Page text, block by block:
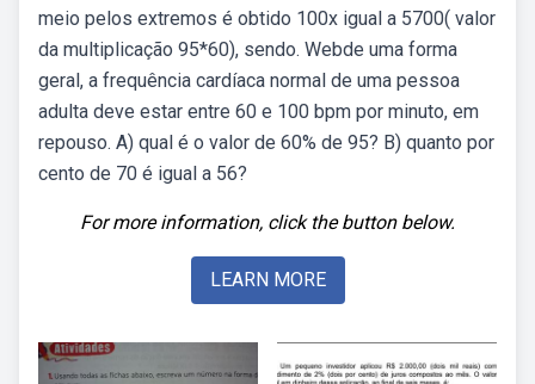
meio pelos extremos é obtido 100x igual a 5700( valor
da multiplicação 95*60), sendo. Webde uma forma
geral, a frequência cardíaca normal de uma pessoa
adulta deve estar entre 60 e 100 bpm por minuto, em
repouso. A) qual é o valor de 60% de 95? B) quanto por
cento de 70 é igual a 56?
For more information, click the button below.
LEARN MORE